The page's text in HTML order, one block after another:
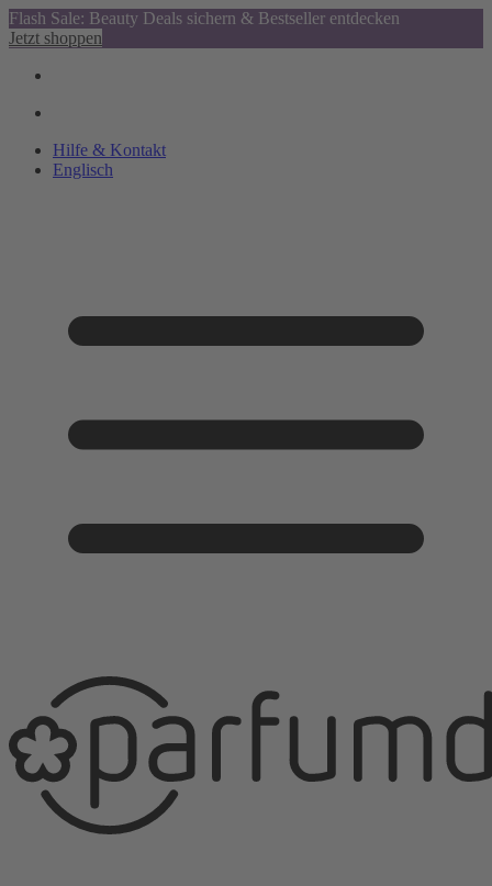
Flash Sale: Beauty Deals sichern & Bestseller entdecken
Jetzt shoppen
Hilfe & Kontakt
Englisch